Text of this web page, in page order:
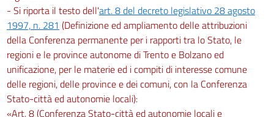
- Si riporta il testo dell'art. 8 del decreto legislativo 28 agosto
1997, n. 281 (Definizione ed ampliamento delle attribuzioni
della Conferenza permanente per i rapporti tra lo Stato, le
regioni e le province autonome di Trento e Bolzano ed
unificazione, per le materie ed i compiti di interesse comune
delle regioni, delle province e dei comuni, con la Conferenza
Stato-città ed autonomie locali):
«Art. 8 (Conferenza Stato-città ed autonomie locali e